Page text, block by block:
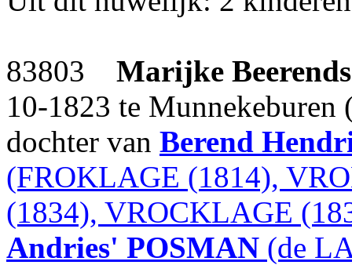
83803 Marijke Beerends
10-1823 te
dochter van Berend
(FROKLAGE (1814),
(1834), VROCKLAGE
Andries' POSMAN (de